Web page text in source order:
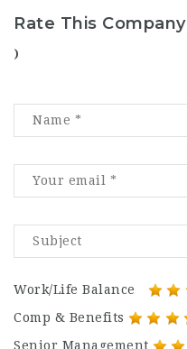
Rate This Company
)
Work/Life Balance
Comp & Benefits
Senior Management